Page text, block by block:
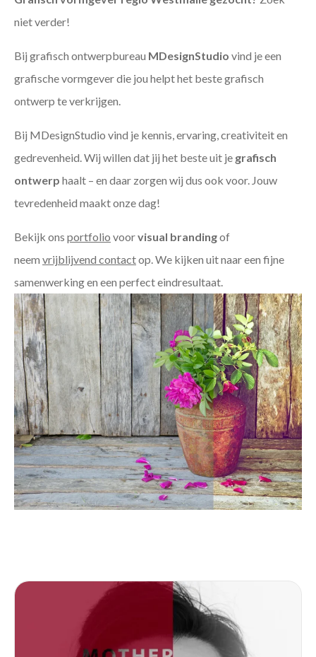
niet verder!
Bij grafisch ontwerpbureau MDesignStudio vind je een
grafische vormgever die jou helpt het beste grafisch
ontwerp te verkrijgen.
Bij MDesignStudio vind je kennis, ervaring, creativiteit en
gedrevenheid. Wij willen dat jij het beste uit je grafisch
ontwerp haalt – en daar zorgen wij dus ook voor. Jouw
tevredenheid maakt onze dag!
Bekijk ons portfolio voorvisual brandingof
neem vrijblijvend contactop. We kijken uit naar een fijne
samenwerking en een perfect eindresultaat.